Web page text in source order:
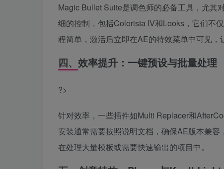
Magic Bullet Suite是调色师的必备工具，尤其
细的控制，包括Colorista IV和Looks，它们不
程简单，激活后立即在AE的特效菜单中可见，
四、效率提升：一键预设与批量处理
?>
针对效率，一些插件如Multi Replacer和
安装通常需要按照说明文档，确保AE版本兼
在处理大量模板或需要快速输出的项目中。